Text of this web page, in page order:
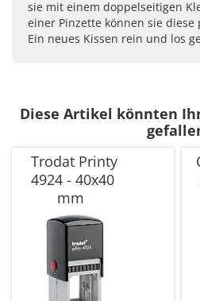
sie mit einem doppelseitigen
einer Pinzette können sie
Ein neues Kissen rein und los
Diese Artikel könnten
Trodat Printy
4924 - 40x40
mm